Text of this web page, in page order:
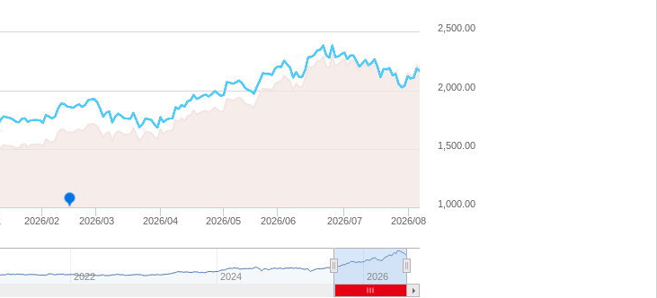
2026/02 2026/03 2026/04 2026/05 2026/06 2026/07 2026/08
2022 2024 2026
1,000.00
1,500.00
2,000.00
2,500.00